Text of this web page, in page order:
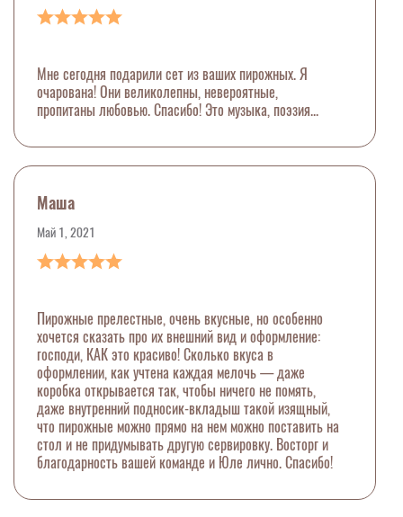
Мне сегодня подарили сет из ваших пирожных. Я
очарована! Они великолепны, невероятные,
пропитаны любовью. Спасибо! Это музыка, поэзия...
Маша
Май 1, 2021
Пирожные прелестные, очень вкусные, но особенно
хочется сказать про их внешний вид и оформление:
господи, КАК это красиво! Сколько вкуса в
оформлении, как учтена каждая мелочь — даже
коробка открывается так, чтобы ничего не помять,
даже внутренний подносик-вкладыш такой изящный,
что пирожные можно прямо на нем можно поставить на
стол и не придумывать другую сервировку. Восторг и
благодарность вашей команде и Юле лично. Спасибо!